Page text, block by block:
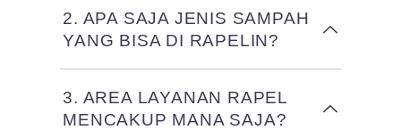
2. APA SAJA JENIS SAMPAH
YANG BISA DI RAPELIN?
3. AREA LAYANAN RAPEL
MENCAKUP MANA SAJA?